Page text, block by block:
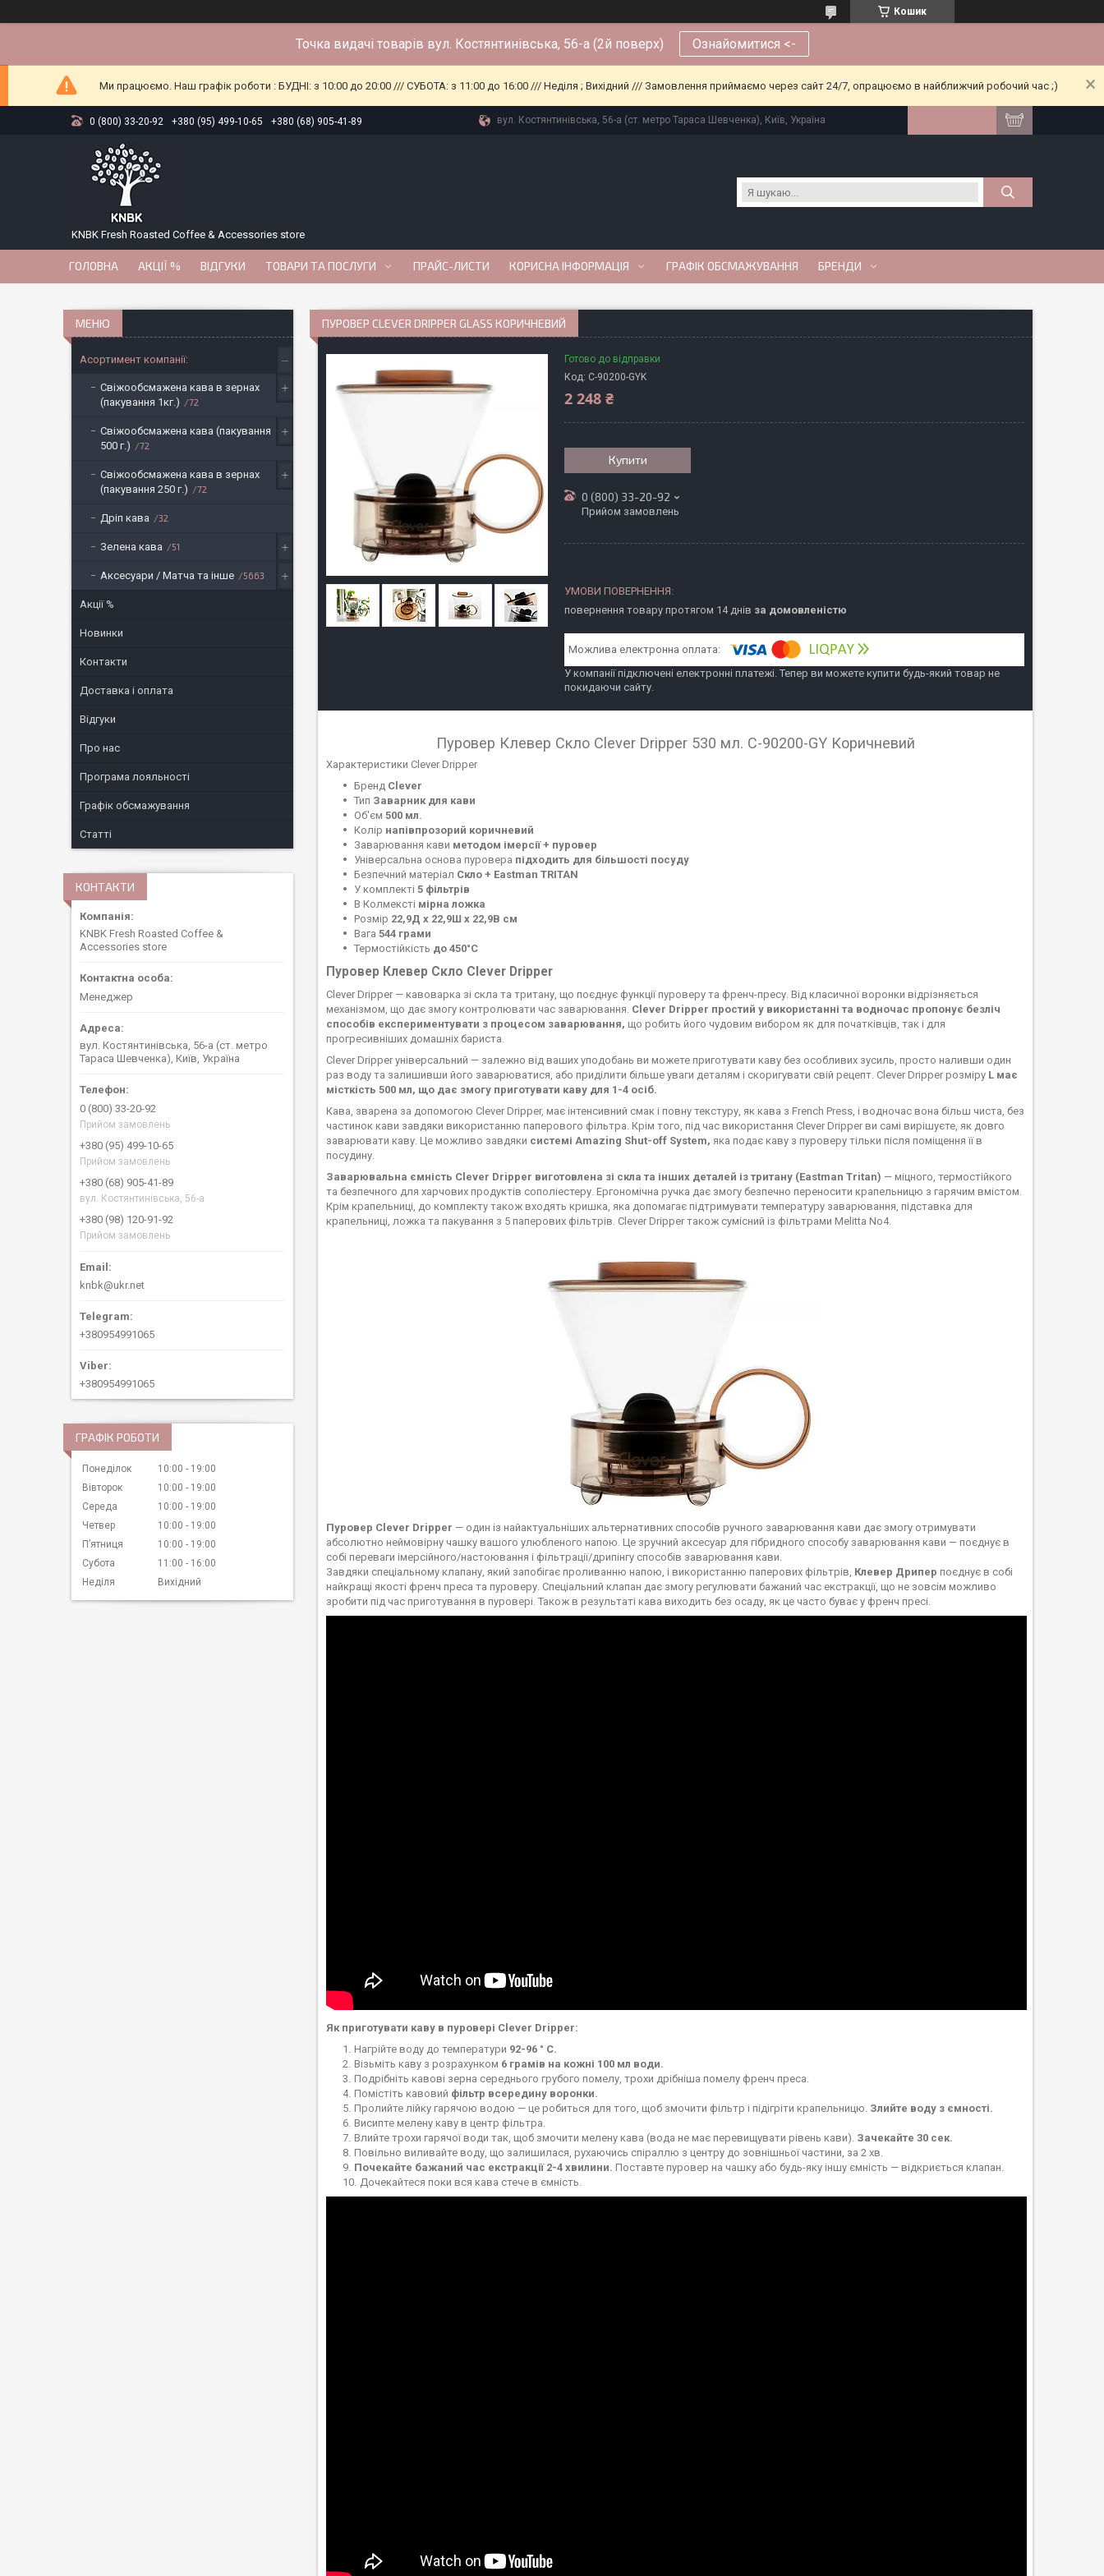
Кошик
Точка видачі товарів вул. Костянтинівська, 56-а (2й поверх) Ознайомитися <-
Ми працюємо. Наш графік роботи : БУДНІ: з 10:00 до 20:00 /// СУБОТА: з 11:00 до 16:00 /// Неділя ; Вихідний /// Замовлення приймаємо через сайт 24/7, опрацюємо в найближчий робочий час ;)
0 (800) 33-20-92 +380 (95) 499-10-65 +380 (68) 905-41-89 вул. Костянтинівська, 56-а (ст. метро Тараса Шевченка), Київ, Україна
KNBK Fresh Roasted Coffee & Accessories store
ГОЛОВНА АКЦІЇ % ВІДГУКИ ТОВАРИ ТА ПОСЛУГИ ПРАЙС-ЛИСТИ КОРИСНА ІНФОРМАЦІЯ ГРАФІК ОБСМАЖУВАННЯ БРЕНДИ
ПУРОВЕР CLEVER DRIPPER GLASS КОРИЧНЕВИЙ
Готово до відправки
Код: C-90200-GYK
2 248 ₴
Купити
0 (800) 33-20-92
Прийом замовлень
повернення товару протягом 14 днів за домовленістю
У компанії підключені електронні платежі. Тепер ви можете купити будь-який товар не
покидаючи сайту.
Пуровер Клевер Скло Clever Dripper 530 мл. C-90200-GY Коричневий
Характеристики Clever Dripper
Бренд Clever
Тип Заварник для кави
Об'єм 500 мл.
Колір напівпрозорий коричневий
Заварювання кави методом імерсії + пуровер
Універсальна основа пуровера підходить для більшості посуду
Безпечний матеріал Скло + Eastman TRITAN
У комплекті 5 фільтрів
В Колмексті мірна ложка
Розмір 22,9Д х 22,9Ш х 22,9В см
Вага 544 грами
Термостійкість до 450°C
Пуровер Клевер Скло Clever Dripper
Clever Dripper — кавоварка зі скла та тритану, що поєднує функції пуроверу та френч-пресу. Від класичної воронки відрізняється
механізмом, що дає змогу контролювати час заварювання. Clever Dripper простий у використанні та водночас пропонує безліч
способів експериментувати з процесом заварювання, що робить його чудовим вибором як для початківців, так і для
прогресивніших домашніх бариста.
Clever Dripper універсальний — залежно від ваших уподобань ви можете приготувати каву без особливих зусиль, просто наливши один
раз воду та залишивши його заварюватися, або приділити більше уваги деталям і скоригувати свій рецепт. Clever Dripper розміру L має
місткість 500 мл, що дає змогу приготувати каву для 1-4 осіб.
Кава, зварена за допомогою Clever Dripper, має інтенсивний смак і повну текстуру, як кава з French Press, і водночас вона більш чиста, без
частинок кави завдяки використанню паперового фільтра. Крім того, під час використання Clever Dripper ви самі вирішуєте, як довго
заварювати каву. Це можливо завдяки системі Amazing Shut-off System, яка подає каву з пуроверу тільки після поміщення її в
посудину.
Заварювальна ємність Clever Dripper виготовлена зі скла та інших деталей із тритану (Eastman Tritan) — міцного, термостійкого
та безпечного для харчових продуктів сополіестеру. Ергономічна ручка дає змогу безпечно переносити крапельницю з гарячим вмістом.
Крім крапельниці, до комплекту також входять кришка, яка допомагає підтримувати температуру заварювання, підставка для
крапельниці, ложка та пакування з 5 паперових фільтрів. Clever Dripper також сумісний із фільтрами Melitta No4.
Пуровер Clever Dripper — один із найактуальніших альтернативних способів ручного заварювання кави дає змогу отримувати
абсолютно неймовірну чашку вашого улюбленого напою. Це зручний аксесуар для гібридного способу заварювання кави — поєднує в
собі переваги імерсійного/настоювання і фільтрації/дрипінгу способів заварювання кави.
Завдяки спеціальному клапану, який запобігає проливанню напою, і використанню паперових фільтрів, Клевер Дрипер поєднує в собі
найкращі якості френч преса та пуроверу. Спеціальний клапан дає змогу регулювати бажаний час екстракції, що не зовсім можливо
зробити під час приготування в пуровері. Також в результаті кава виходить без осаду, як це часто буває у френч пресі.
Як приготувати каву в пуровері Clever Dripper:
Нагрійте воду до температури 92-96 ° C.
Візьміть каву з розрахунком 6 грамів на кожні 100 мл води.
Подрібніть кавові зерна середнього грубого помелу, трохи дрібніша помелу френч преса.
Помістіть кавовий фільтр всередину воронки.
Пролийте лійку гарячою водою — це робиться для того, щоб змочити фільтр і підігріти крапельницю. Злийте воду з ємності.
Висипте мелену каву в центр фільтра.
Влийте трохи гарячої води так, щоб змочити мелену кава (вода не має перевищувати рівень кави). Зачекайте 30 сек.
Повільно виливайте воду, що залишилася, рухаючись спіраллю з центру до зовнішньої частини, за 2 хв.
Почекайте бажаний час екстракції 2-4 хвилини. Поставте пуровер на чашку або будь-яку іншу ємність — відкриється клапан.
Дочекайтеся поки вся кава стече в ємність.
Асортимент компанії:
Свіжообсмажена кава в зернах
(пакування 1кг.)
72
Свіжообсмажена кава (пакування
500 г.)
72
Свіжообсмажена кава в зернах
(пакування 250 г.)
72
Дріп кава 32
Зелена кава 51
Аксесуари / Матча та інше 5663
Акції %
Новинки
Контакти
Доставка і оплата
Відгуки
Про нас
Програма лояльності
Графік обсмажування
Статті
КОНТАКТИ
KNBK Fresh Roasted Coffee &
Accessories store
Менеджер
вул. Костянтинівська, 56-а (ст. метро
Тараса Шевченка), Київ, Україна
0 (800) 33-20-92
Прийом замовлень
+380 (95) 499-10-65
Прийом замовлень
+380 (68) 905-41-89
вул. Костянтинівська, 56-а
+380 (98) 120-91-92
Прийом замовлень
knbk@ukr.net
+380954991065
+380954991065
ГРАФІК РОБОТИ
Понеділок 10:00
19:00
Вівторок
10:00
19:00
Середа
10:00
19:00
Четвер
10:00
19:00
Пʼятниця
10:00
19:00
Субота
11:00
16:00
Неділя
Вихідний